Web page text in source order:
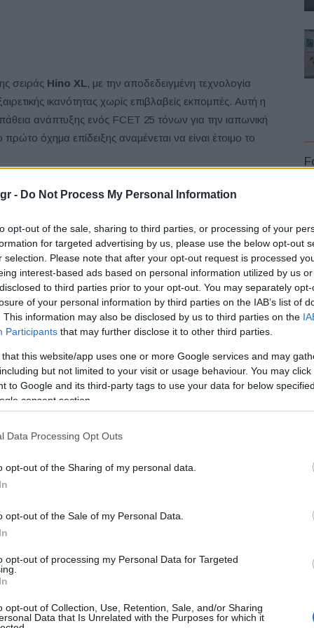
- Do Not Process My Personal Information
opt-out of the sale, sharing to third parties, or processing of your
for targeted advertising by us, please use the below opt-out
selection. Please note that after your opt-out request is processed
interest-based ads based on personal information utilized by us
to third parties prior to your opt-out. You may separately
of your personal information by third parties on the IAB’s list of
This information may also be disclosed by us to third parties on the
Participants that may further disclose it to other third parties.
that this website/app uses one or more Google services and may
but not limited to your visit or usage behaviour. You may
to Google and its third-party tags to use your data for below
consent section.
Data Processing Opt Outs
opt-out of the Sharing of my personal data.
opt-out of the Sale of my Personal Data.
opt-out of processing my Personal Data for Targeted
opt-out of Collection, Use, Retention, Sale, and/or Sharing
Data that Is Unrelated with the Purposes for which it
σειράς Hino XL, με την αποδεδειγμένη τεχνολογία
ικανότητας χωρίς επιβλαβείς εκπομπές. Αυτή η
ανάπτυξης ενός FCET 25 τόνων για την ιαπωνική
όχημα επίδειξης αναμένεται να είναι έτοιμο το
σειράς Hino XL θα είναι προς όφελος, τόσο των
ομαλού χειρισμού και ισχυρό, ενώ θα εκπέμπει
Engineer τηςToyota Research and
κυψελών καυσίμου της εταιρείας μας, σε
Hino, θα δημιουργήσουν ένα καινοτόμο και σωστό
Hino, η Τεχνολογία Κυψελών Καυσίμου της Toyota
αξιόπιστο όχημα εκτεταμένης εμβέλειας,
Senior Vice President Customer Experience της Hino. “Η
ανθεκτικότητα, την αξιοπιστία και την καινοτομία,